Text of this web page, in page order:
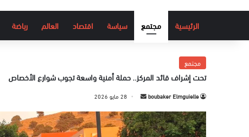
الرئيسية مجتمع سياسة اقتصاد العالم رياضة
مجتمع
تحت إشراف قائد المركز.. حملة أمنية واسعة تجوب شوارع الأخصاص
boubaker Elmguielle
س
ل
28 مايو 2026